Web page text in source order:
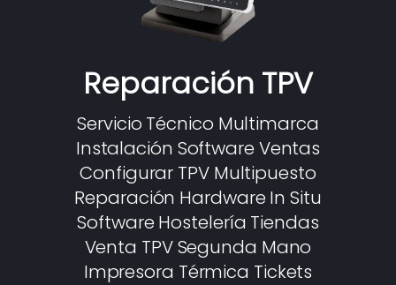
Reparación TPV
Servicio Técnico Multimarca
Instalación Software Ventas
Configurar TPV Multipuesto
Reparación Hardware In Situ
Software Hostelería Tiendas
Venta TPV Segunda Mano
Impresora Térmica Tickets